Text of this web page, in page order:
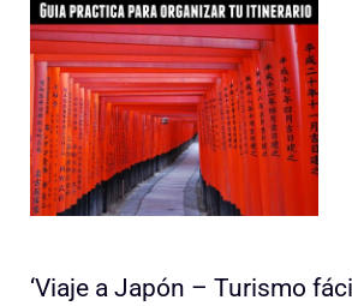
‘Viaje a Japón – Turismo